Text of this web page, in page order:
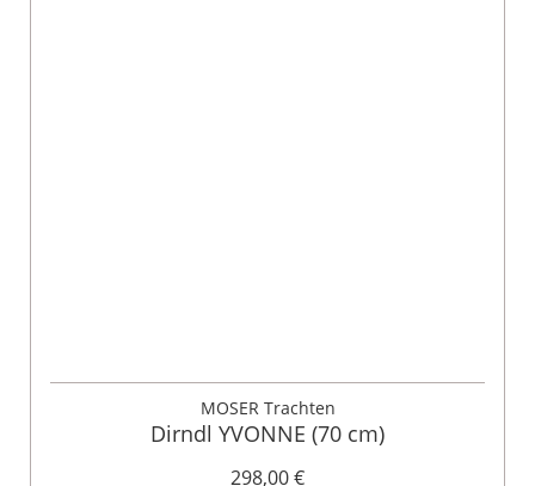
MOSER Trachten
Dirndl YVONNE (70 cm)
298,00 €